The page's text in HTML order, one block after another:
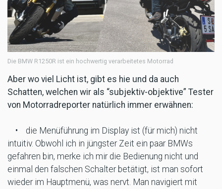
Die BMW R1250R ist ein hochwertig verarbeitetes Motorrad
Aber wo viel Licht ist, gibt es hie und da auch
Schatten, welchen wir als “subjektiv-objektive” Tester
von Motorradreporter natürlich immer erwähnen:
• die Menüführung im Display ist (für mich) nicht
intuitiv. Obwohl ich in jüngster Zeit ein paar BMWs
gefahren bin, merke ich mir die Bedienung nicht und
einmal den falschen Schalter betätigt, ist man sofort
wieder im Hauptmenü, was nervt. Man navigiert mit